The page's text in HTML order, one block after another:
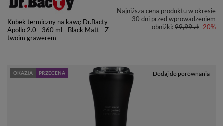
Kubek termiczny na kawę Dr.Bacty
Apollo 2.0 - 360 ml - Black Matt - Z
twoim grawerem
Najniższa cena produktu w okresie
30 dni przed wprowadzeniem
obniżki:99,99 zł-20%
OKAZJA PRZECENA + Dodaj do porównania